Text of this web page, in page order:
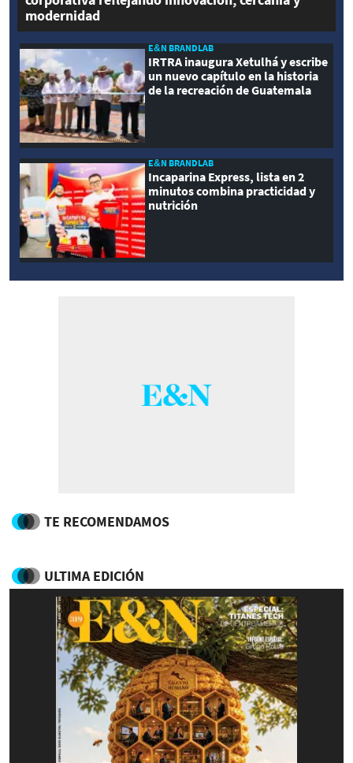
modernidad
E&N BRANDLAB
IRTRA inaugura Xetulhá y escribe
un nuevo capítulo en la historia
de la recreación de Guatemala
E&N BRANDLAB
Incaparina Express, lista en 2
minutos combina practicidad y
nutrición
TE RECOMENDAMOS
ULTIMA EDICIÓN